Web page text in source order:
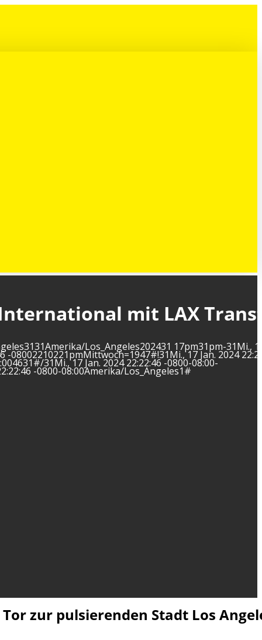
mit LAX
Los_Angeles202431 17pm31pm-31Mi.,
08002210221pmMittwoch=1947#!31Mi., 17 Jan. 2024
31Mi., 17 Jan. 2024 22:22:46 -0800-08:00-
-0800-08:00Amerika/Los_Angeles1#
zur pulsierenden Stadt Los